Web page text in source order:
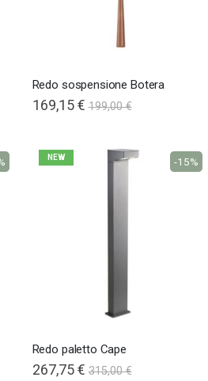
Redo sospensione Botera
169,15 € 199,00 €
NEW
Redo paletto Cape
267,75 € 315,00 €
-15%